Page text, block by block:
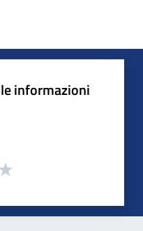
informazioni